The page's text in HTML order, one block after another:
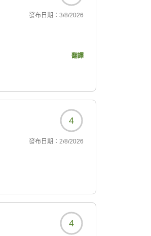
發布日期： 3/8/2026
翻譯
4
發布日期： 2/8/2026
4